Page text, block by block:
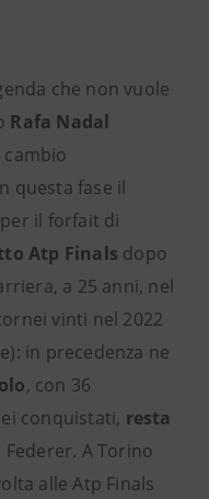
che non vuole
Rafa Nadal
questa fase il
il forfait di
Atp Finals dopo
a 25 anni, nel
vinti nel 2022
in precedenza ne
, con 36
conquistati, resta
A Torino
alle Atp Finals